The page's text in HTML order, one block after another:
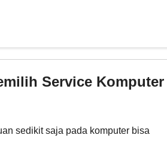
Service Komputer
sedikit saja pada komputer bisa